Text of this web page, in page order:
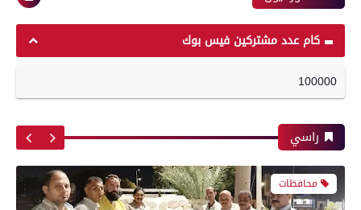
رياضة
فى الدورى
معرض صور
كام عدد مشتركين فيس بوك
100000
راسي
محافظات
جبنة مجهولة المصدر وغير صالحة للاستهلاك
الآدمي
محافظات